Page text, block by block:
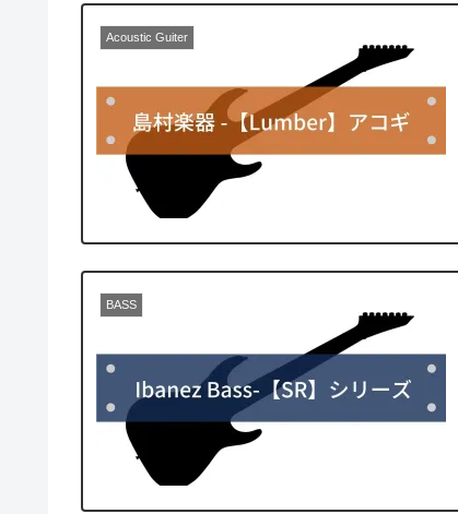
Acoustic Guiter
BASS